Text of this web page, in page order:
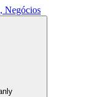
Negócios